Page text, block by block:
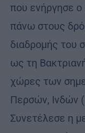
που ενήργησε ο
πάνω στους
διαδρομής του
ως τη
χώρες των
Περσών, Ινδών
Συνετέλεσε η